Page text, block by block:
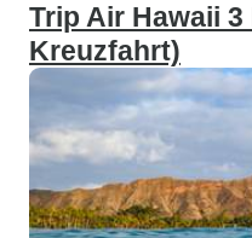
Trip Air Hawaii
Kreuzfahrt)